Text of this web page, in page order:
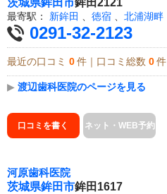
最寄駅： 新鉾田 徳宿 北浦湖畔
0291-32-2123
最近の口コミ 0 件｜口コミ総数 0 件
▶ 渡辺歯科医院のページを見る
口コミを書く ネット・WEB予約
河原歯科医院
茨城県鉾田市鉾田1617